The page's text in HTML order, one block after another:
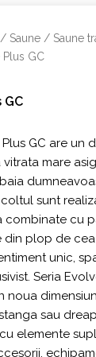
/ Saune / Saune
GC
GC
GC are un
vitrata mare
sunt
combinate cu
din plop de
unic,
Seria
noua
sau
elemente